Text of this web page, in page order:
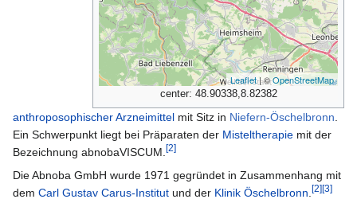
Leaflet| ©OpenStreetMap
center: 48.90338,8.82382
anthroposophischer Arzneimittel mit Sitz in Niefern-Öschelbronn.
Ein Schwerpunkt liegt bei Präparaten der Misteltherapie mit der
Bezeichnung abnobaVISCUM.[2]
Die Abnoba GmbH wurde 1971 gegründet in Zusammenhang mit
dem Carl Gustav Carus-Institut und der Klinik Öschelbronn.[2][3]